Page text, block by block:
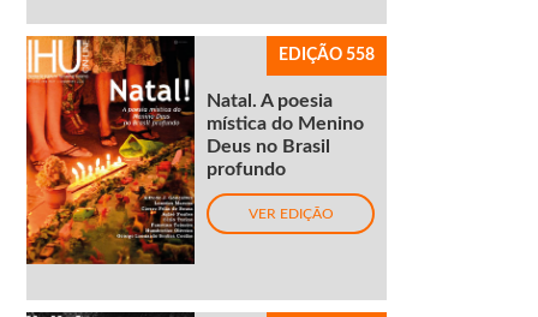
EDIÇÃO 558
Natal. A poesia
mística do Menino
Deus no Brasil
profundo
VER EDIÇÃO